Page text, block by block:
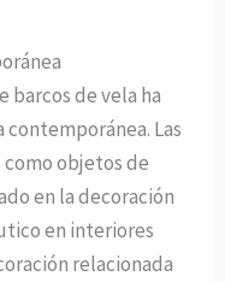
barcos de vela ha
Las
como objetos de
en la decoración
en interiores
relacionada